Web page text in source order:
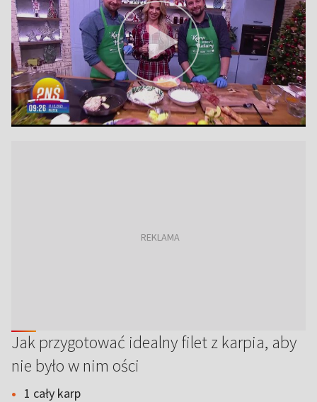
Jak przygotować idealny filet z karpia, aby
nie było w nim ości
1 cały karp